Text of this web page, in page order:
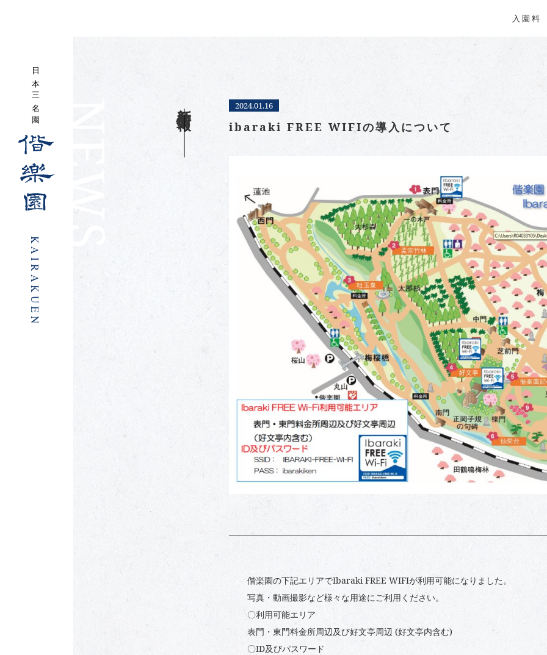
入園料
NEWS 2024.01.16
ibaraki FREE WIFIの導入について
偕楽園の下記エリアでIbaraki FREE WIFIが利用可能になりました。
写真・動画撮影など様々な用途にご利用ください。
〇利用可能エリア
表門・東門料金所周辺及び好文亭周辺 (好文亭内含む)
〇ID及びパスワード